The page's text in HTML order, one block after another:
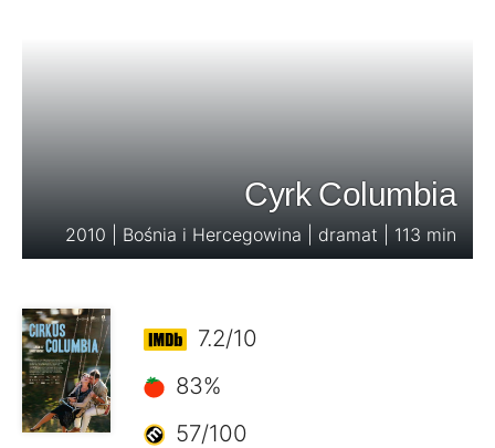
Cyrk Columbia
2010 | Bośnia i Hercegowina | dramat | 113 min
7.2/10
83%
57/100